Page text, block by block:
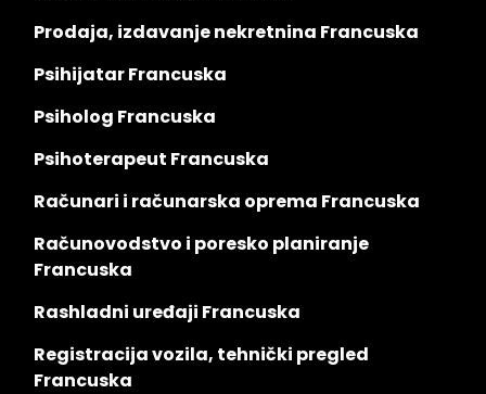
Prodaja, izdavanje nekretnina Francuska
Psihijatar Francuska
Psiholog Francuska
Psihoterapeut Francuska
Računari i računarska oprema Francuska
Računovodstvo i poresko planiranje
Francuska
Rashladni uređaji Francuska
Registracija vozila, tehnički pregled
Francuska